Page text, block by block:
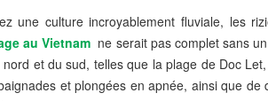
une culture incroyablement fluviale, les
au Vietnam ne serait pas complet sans
et du sud, telles que la plage de Doc
et plongées en apnée, ainsi que